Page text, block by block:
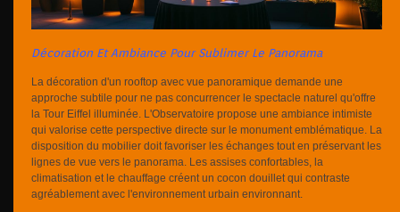
Décoration Et Ambiance Pour Sublimer Le Panorama
La décoration d'un rooftop avec vue panoramique demande une
approche subtile pour ne pas concurrencer le spectacle naturel qu'offre
la Tour Eiffel illuminée. L'Observatoire propose une ambiance intimiste
qui valorise cette perspective directe sur le monument emblématique. La
disposition du mobilier doit favoriser les échanges tout en préservant les
lignes de vue vers le panorama. Les assises confortables, la
climatisation et le chauffage créent un cocon douillet qui contraste
agréablement avec l'environnement urbain environnant.